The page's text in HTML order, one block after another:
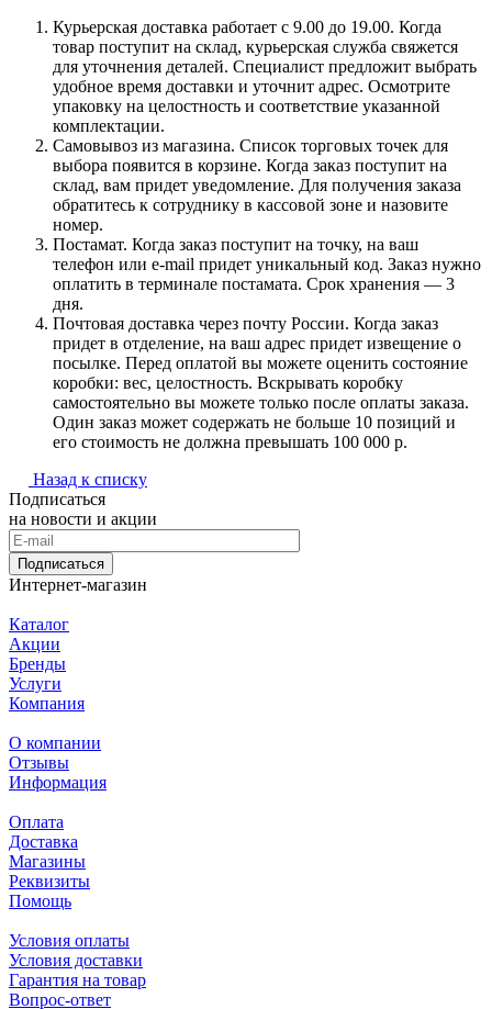
Курьерская доставка работает с 9.00 до 19.00. Когда
товар поступит на склад, курьерская служба свяжется
для уточнения деталей. Специалист предложит выбрать
удобное время доставки и уточнит адрес. Осмотрите
упаковку на целостность и соответствие указанной
комплектации.
Самовывоз из магазина. Список торговых точек для
выбора появится в корзине. Когда заказ поступит на
склад, вам придет уведомление. Для получения заказа
обратитесь к сотруднику в кассовой зоне и назовите
номер.
Постамат. Когда заказ поступит на точку, на ваш
телефон или e-mail придет уникальный код. Заказ нужно
оплатить в терминале постамата. Срок хранения — 3
дня.
Почтовая доставка через почту России. Когда заказ
придет в отделение, на ваш адрес придет извещение о
посылке. Перед оплатой вы можете оценить состояние
коробки: вес, целостность. Вскрывать коробку
самостоятельно вы можете только после оплаты заказа.
Один заказ может содержать не больше 10 позиций и
его стоимость не должна превышать 100 000 р.
Назад к списку
Подписаться
на новости и акции
Подписаться
Интернет-магазин
Каталог
Акции
Бренды
Услуги
Компания
О компании
Отзывы
Информация
Оплата
Доставка
Магазины
Реквизиты
Помощь
Условия оплаты
Условия доставки
Гарантия на товар
Вопрос-ответ